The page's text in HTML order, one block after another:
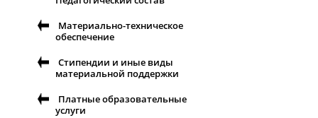
Материально-техническое
обеспечение
Стипендии и иные виды
материальной поддержки
Платные образовательные
услуги